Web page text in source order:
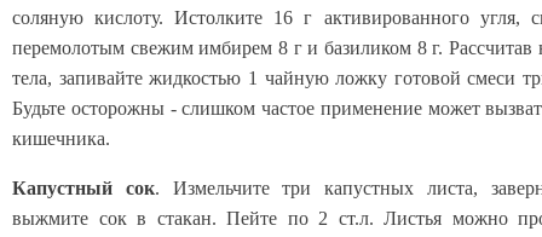
соляную кислоту. Истолките 16 г активированного угля,
перемолотым свежим имбирем 8 г и базиликом 8 г. Рассчитав
тела, запивайте жидкостью 1 чайную ложку готовой смеси
Будьте осторожны - слишком частое применение может
кишечника.
Капустный сок. Измельчите три капустных листа,
выжмите сок в стакан. Пейте по 2 ст.л. Листья можно